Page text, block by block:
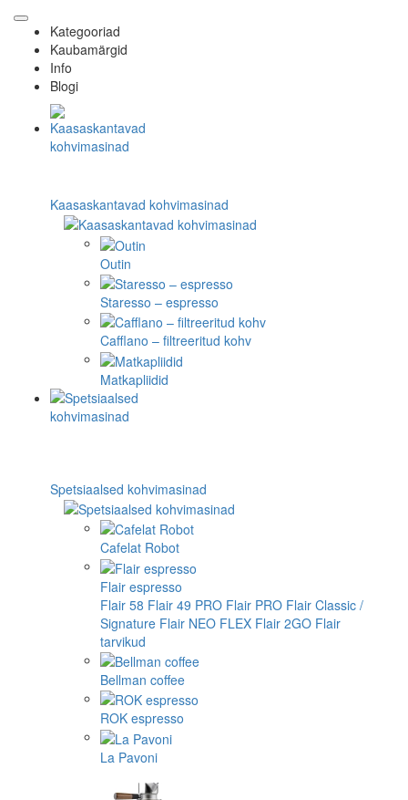
Kategooriad
Kaubamärgid
Info
Blogi
Kaasaskantavad kohvimasinad
Outin
Staresso – espresso
Cafflano – filtreeritud kohv
Matkapliidid
Spetsiaalsed kohvimasinad
Cafelat Robot
Flair espresso
Flair 58 Flair 49 PRO Flair PRO Flair Classic /
Signature Flair NEO FLEX Flair 2GO Flair
tarvikud
Bellman coffee
ROK espresso
La Pavoni